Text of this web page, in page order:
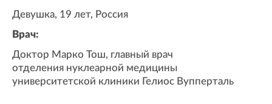
Девушка, 19 лет, Россия
Врач:
Доктор Марко Тош, главный врач
отделения нуклеарной медицины
университетской клиники Гелиос Вупперталь